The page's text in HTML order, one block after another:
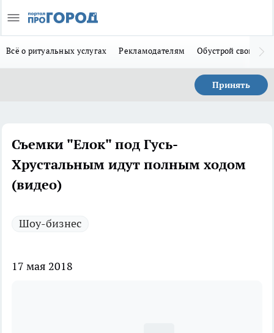
Всё о ритуальных услугах Рекламодателям Обустрой свой дом
Принять
Съемки "Елок" под Гусь-
Хрустальным идут полным ходом
(видео)
Шоу-бизнес
17 мая 2018